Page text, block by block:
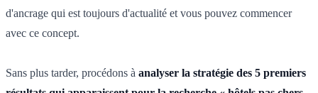
d'ancrage qui est toujours d'actualité et vous pouvez commencer
avec ce concept.
Sans plus tarder, procédons à analyser la stratégie des 5 premiers